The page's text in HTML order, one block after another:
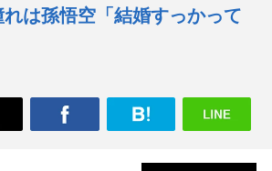
は孫悟空「結婚すっかって